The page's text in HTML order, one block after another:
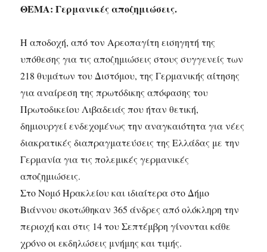
ΘΕΜΑ: Γερμανικές αποζημιώσεις.
Η αποδοχή, από τον Αρεοπαγίτη εισηγητή της
υπόθεσης για τις αποζημιώσεις στους συγγενείς των
218 θυμάτων του Διστόμου, της Γερμανικής αίτησης
για αναίρεση της πρωτόδικης απόφασης του
Πρωτοδικείου Λιβαδειάς που ήταν θετική,
δημιουργεί ενδεχομένως την αναγκαιότητα για νέες
διακρατικές διαπραγματεύσεις της Ελλάδας με την
Γερμανία για τις πολεμικές γερμανικές
αποζημιώσεις.
Στο Νομό Ηρακλείου και ιδιαίτερα στο Δήμο
Βιάννου σκοτώθηκαν 365 άνδρες από ολόκληρη την
περιοχή και στις 14 του Σεπτέμβρη γίνονται κάθε
χρόνο οι εκδηλώσεις μνήμης και τιμής.